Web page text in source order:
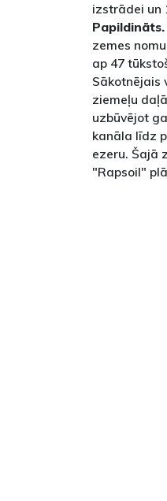
izstrādei un
Papildināts.
zemes
ap 47
Sākotnējais
ziemeļu
uzbūvējot
kanāla līdz
ezeru. Šajā
"Rapsoil"